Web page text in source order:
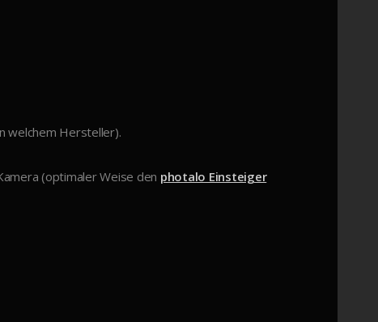
welchem Hersteller).
(optimaler Weise den photalo Einsteiger